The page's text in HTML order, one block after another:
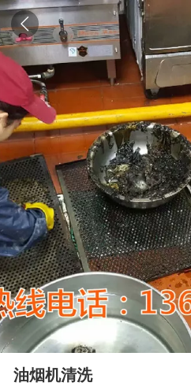
油烟机清洗